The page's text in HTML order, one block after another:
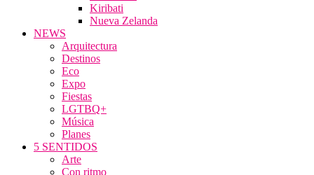
Kiribati
Nueva Zelanda
NEWS
Arquitectura
Destinos
Eco
Expo
Fiestas
LGTBQ+
Música
Planes
5 SENTIDOS
Arte
Con ritmo